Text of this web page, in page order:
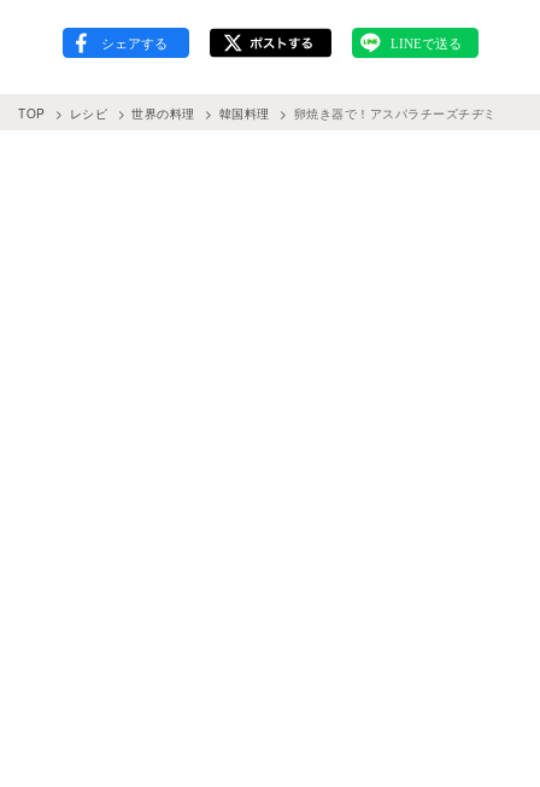
TOP レシピ 世界の料理 韓国料理 卵焼き器で！アスパラチーズチヂミ